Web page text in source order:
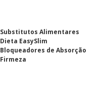
Substitutos Alimentares
Dieta EasySlim
Bloqueadores de Absorção
Firmeza